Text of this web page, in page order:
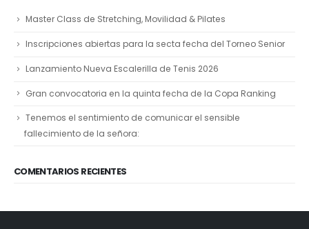
Master Class de Stretching, Movilidad & Pilates
Inscripciones abiertas para la secta fecha del Torneo Senior
Lanzamiento Nueva Escalerilla de Tenis 2026
Gran convocatoria en la quinta fecha de la Copa Ranking
Tenemos el sentimiento de comunicar el sensible
fallecimiento de la señora:
COMENTARIOS RECIENTES